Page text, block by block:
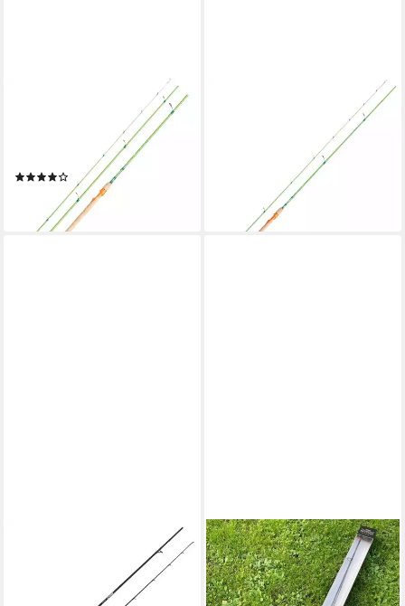
Forellenrute, (3-tlg), Berkley
FLEX Trout 360 10-30g
3pcs. Forellenteichrute
(2)
ab 84,90 €
lieferbar - in 3-4 Werktagen bei dir
Forellenrute, (2-tlg), Berkley
FLEX Trout 300 3-18g 2pcs.
Forellenteichrute
lieferbar - in 3-4 Werktagen bei dir
Baitcasterrute, (2-tlg), Berkley
Zilla Pike 662M C 1,98m 15-
60g Casting Rod Baitcastrute
DAM FISHING
Spinnrute Forellenrute SET
Combo DAM Hansen Flash
SPIN 2,10m 5-